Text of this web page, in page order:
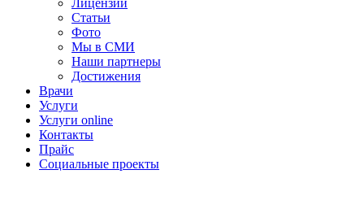
Лицензии
Статьи
Фото
Мы в СМИ
Наши партнеры
Достижения
Врачи
Услуги
Услуги online
Контакты
Прайс
Социальные проекты